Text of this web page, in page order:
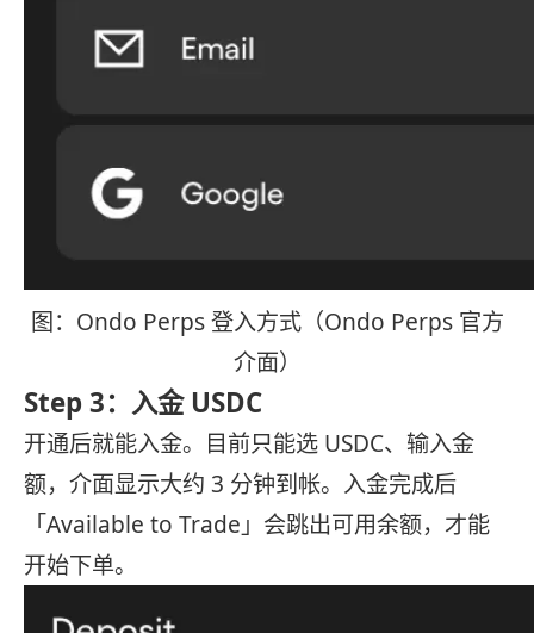
图：Ondo Perps 登入方式（Ondo Perps 官方
介面）
Step 3：入金 USDC
开通后就能入金。目前只能选 USDC、输入金
额，介面显示大约 3 分钟到帐。入金完成后
「Available to Trade」会跳出可用余额，才能
开始下单。